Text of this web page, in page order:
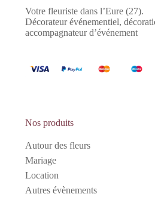
Votre fleuriste dans l’Eure (27).
Décorateur événementiel,
accompagnateur d’événement
Nos produits
Autour des fleurs
Mariage
Location
Autres évènements